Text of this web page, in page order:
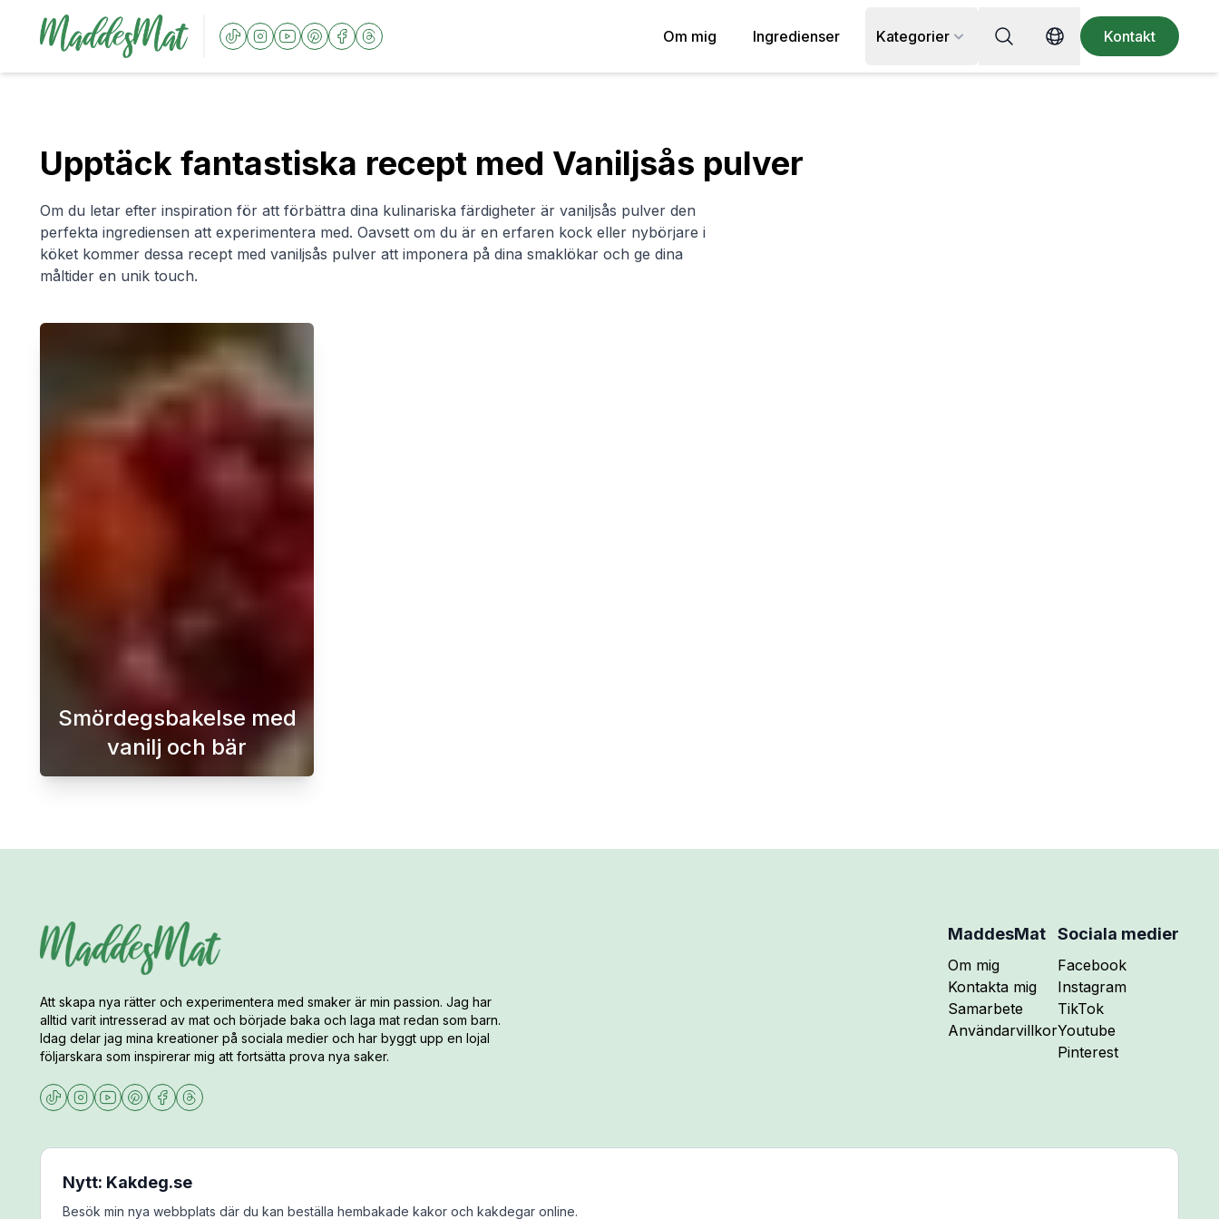
Om mig Ingredienser Kategorier Sök efter recept, ingrediens
Switch language
Kontakt
Upptäck fantastiska recept med Vaniljsås pulver
Om du letar efter inspiration för att förbättra dina kulinariska färdigheter är vaniljsås pulver den
perfekta ingrediensen att experimentera med. Oavsett om du är en erfaren kock eller nybörjare i
köket kommer dessa recept med vaniljsås pulver att imponera på dina smaklökar och ge dina
måltider en unik touch.
Smördegsbakelse med
vanilj och bär
En super enkel efterrätt med goda smaker av vanilj och bär är perfekt för de som vill ha något sött och gott att avsluta sin måltid med. Denna
Att skapa nya rätter och experimentera med smaker är min passion. Jag har
alltid varit intresserad av mat och började baka och laga mat redan som barn.
Idag delar jag mina kreationer på sociala medier och har byggt upp en lojal
följarskara som inspirerar mig att fortsätta prova nya saker.
MaddesMat
Om mig
Kontakta mig
Samarbete
Användarvillkor
Sociala medier
Följ mig på
Facebook
Följ mig på
Instagram
Följ mig på
TikTok
Följ mig på
Youtube
Följ mig på
Pinterest
Nytt: Kakdeg.se
Besök min nya webbplats där du kan beställa hembakade kakor och kakdegar online.